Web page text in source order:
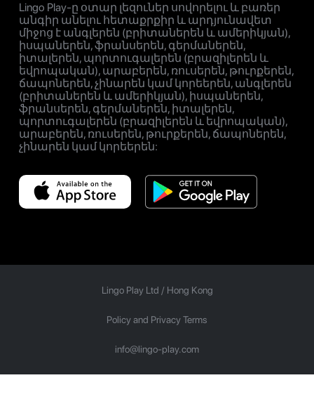
Lingo Play-ը օտար լեզուներ սովորելու և բառեր
անգիր անելու հետաքրքիր և արդյունավետ
միջոց է անգլերեն (բրիտաներեն և ամերիկյան),
իսպաներեն, ֆրանսերեն, գերմաներեն,
իտալերեն, պորտուգալերեն (բրազիլերեն և
եվրոպական), արաբերեն, ռուսերեն, թուրքերեն,
ճապոներեն, չինարեն կամ կորեերեն, անգլերեն
(բրիտաներեն և ամերիկյան), իսպաներեն,
ֆրանսերեն, գերմաներեն, իտալերեն,
պորտուգալերեն (բրազիլերեն և եվրոպական),
արաբերեն, ռուսերեն, թուրքերեն, ճապոներեն,
չինարեն կամ կորեերեն:
Lingo Play Ltd / Hong Kong
Policy and Privacy Terms
info@lingo-play.com